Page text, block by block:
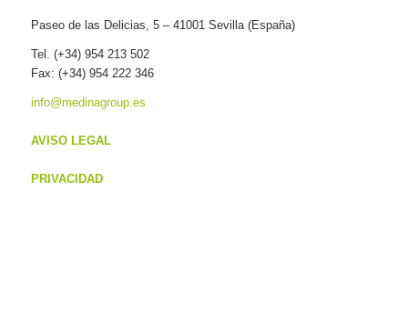
Paseo de las Delicias, 5 – 41001 Sevilla (España)
Tel. (+34) 954 213 502
Fax: (+34) 954 222 346
info@medinagroup.es
AVISO LEGAL
PRIVACIDAD